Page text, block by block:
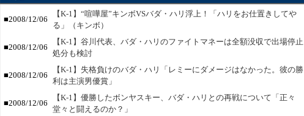
■2008/12/06
【K-1】“喧嘩屋”キンボVSバダ・ハリ浮上！「ハリをお仕置きしてや
る」（キンボ）
■2008/12/06
【K-1】谷川代表、バダ・ハリのファイトマネーは全額没収で出場停止
処分も検討
■2008/12/06
【K-1】失格負けのバダ・ハリ「レミーにダメージはなかった。彼の勝
利は主演男優賞」
■2008/12/06
【K-1】優勝したボンヤスキー、バダ・ハリとの再戦について「正々
堂々と闘えるのか？」